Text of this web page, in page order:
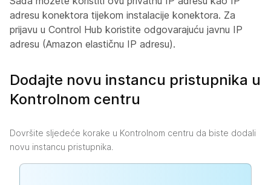
adresu konektora tijekom instalacije konektora. Za
prijavu u Control Hub koristite odgovarajuću javnu IP
adresu (Amazon elastičnu IP adresu).
Dodajte novu instancu pristupnika u
Kontrolnom centru
Dovršite sljedeće korake u Kontrolnom centru da biste dodali
novu instancu pristupnika.